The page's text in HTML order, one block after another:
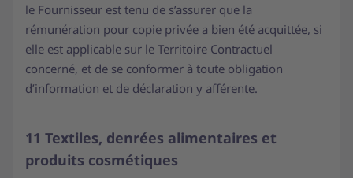
le Fournisseur est tenu de s’assurer que la
rémunération pour copie privée a bien été acquittée, si
elle est applicable sur le Territoire Contractuel
concerné, et de se conformer à toute obligation
d’information et de déclaration y afférente.
11 Textiles, denrées alimentaires et
produits cosmétiques